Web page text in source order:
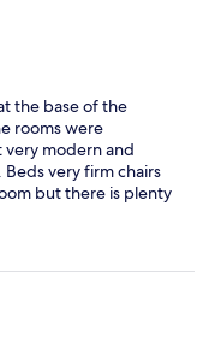
the base of the
rooms were
modern and
very firm chairs
but there is plenty